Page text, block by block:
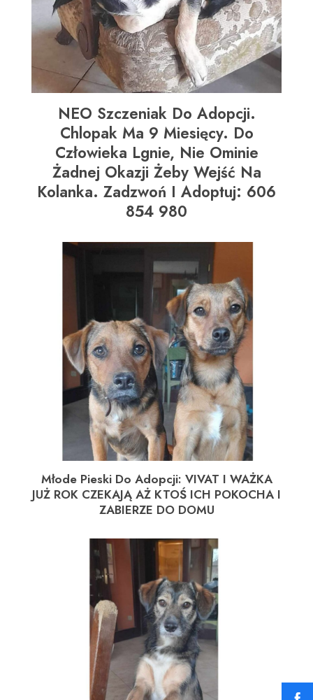
NEO Szczeniak Do Adopcji.
Chlopak Ma 9 Miesięcy. Do
Człowieka Lgnie, Nie Ominie
Żadnej Okazji Żeby Wejść Na
Kolanka. Zadzwoń I Adoptuj: 606
854 980
Młode Pieski Do Adopcji: VIVAT I WAŻKA
JUŻ ROK CZEKAJĄ AŻ KTOŚ ICH POKOCHA I
ZABIERZE DO DOMU